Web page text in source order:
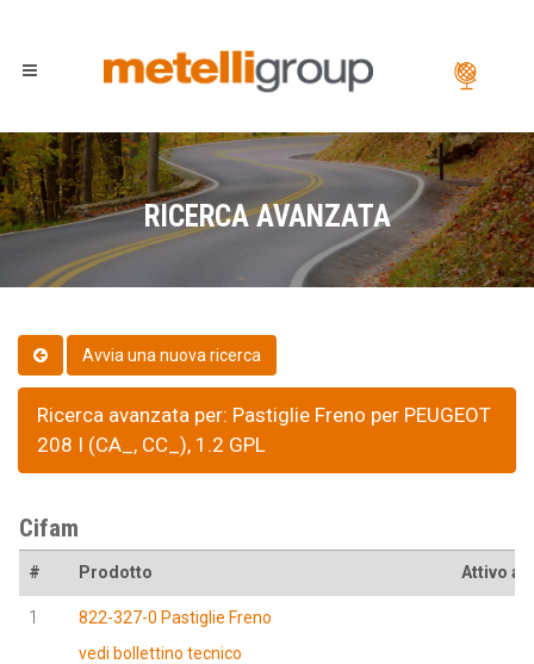
RICERCA AVANZATA
Ricerca avanzata per: Pastiglie Freno per PEUGEOT
208 I (CA_, CC_), 1.2 GPL
Cifam
# Prodotto Attivo
1
822-327-0 Pastiglie Freno
vedi bollettino tecnico